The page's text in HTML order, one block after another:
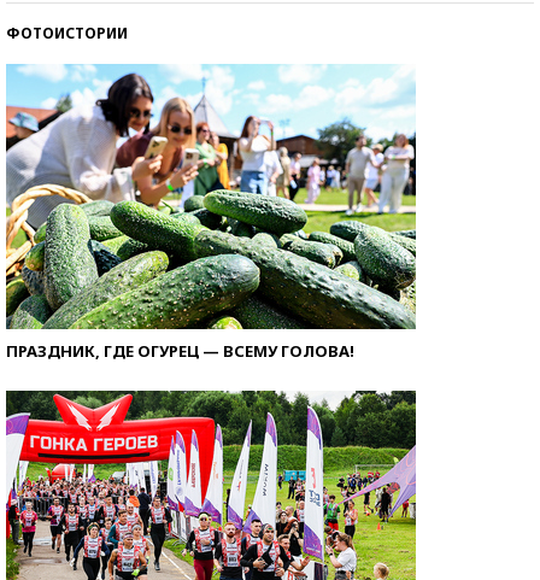
ФОТОИСТОРИИ
ПРАЗДНИК, ГДЕ ОГУРЕЦ — ВСЕМУ ГОЛОВА!